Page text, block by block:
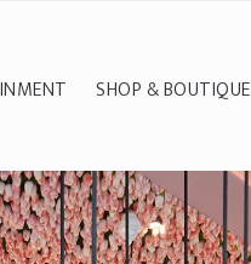
SHOP & BOUTIQUE